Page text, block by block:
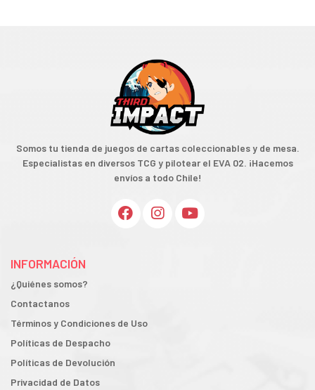
Somos tu tienda de juegos de cartas coleccionables y de mesa.
Especialistas en diversos TCG y pilotear el EVA 02. ¡Hacemos
envíos a todo Chile!
INFORMACIÓN
¿Quiénes somos?
Contactanos
Términos y Condiciones de Uso
Políticas de Despacho
Políticas de Devolución
Privacidad de Datos